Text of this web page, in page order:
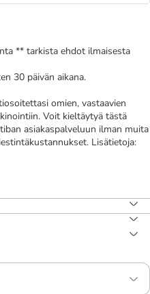
** tarkista ehdot ilmaisesta
30 päivän aikana.
omien, vastaavien
Voit kieltäytyä tästä
asiakaspalveluun ilman muita
Lisätietoja: